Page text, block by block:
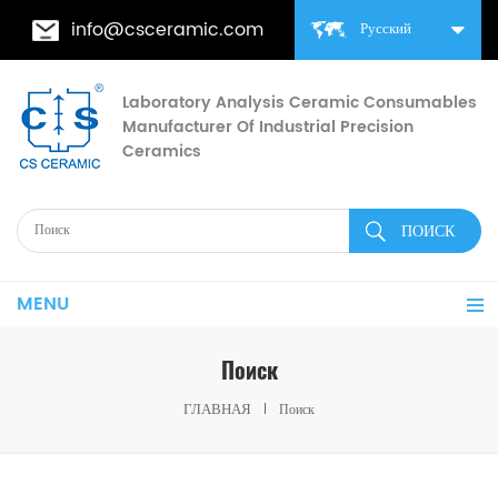
Русский
info@csceramic.com
Laboratory Analysis Ceramic Consumables
Manufacturer Of Industrial Precision
Ceramics
MENU
Поиск
ГЛАВНАЯ Поиск